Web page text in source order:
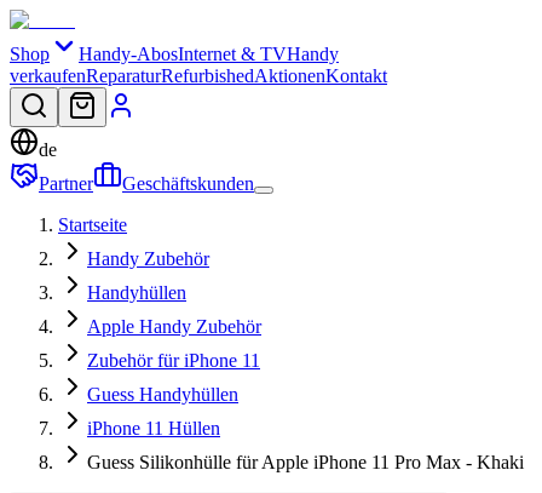
Shop Handy-AbosInternet & TVHandy
verkaufenReparaturRefurbishedAktionenKontakt
de
Partner
Geschäftskunden
Startseite
Handy Zubehör
Handyhüllen
Apple Handy Zubehör
Zubehör für iPhone 11
Guess Handyhüllen
iPhone 11 Hüllen
Guess Silikonhülle für Apple iPhone 11 Pro Max - Khaki